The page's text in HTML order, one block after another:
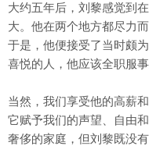
大约五年后，刘黎感觉到
大。他在两个地方都尽力
于是，他便接受了当时颇
喜悦的人，他应该全职服事
当然，我们享受他的高薪
它赋予我们的声望、自由
奢侈的家庭，但刘黎既没